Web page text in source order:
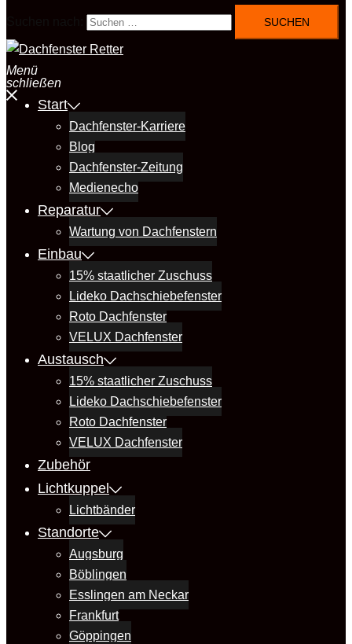
Menü
schließen
Start
Dachfenster-Karriere
Blog
Dachfenster-Zeitung
Medienecho
Reparatur
Wartung von Dachfenstern
Einbau
15% staatlicher Zuschuss
Lideko Dachschiebefenster
Roto Dachfenster
VELUX Dachfenster
Austausch
15% staatlicher Zuschuss
Lideko Dachschiebefenster
Roto Dachfenster
VELUX Dachfenster
Zubehör
Lichtkuppel
Lichtbänder
Standorte
Augsburg
Böblingen
Esslingen am Neckar
Frankfurt
Göppingen